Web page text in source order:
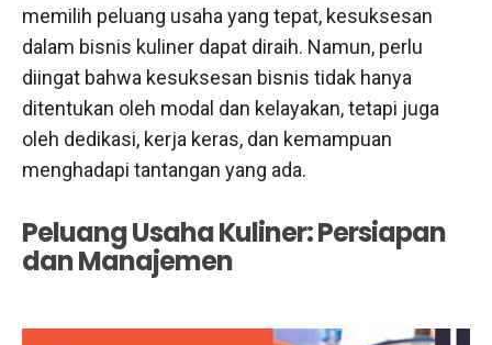
memilih peluang usaha yang tepat, kesuksesan
dalam bisnis kuliner dapat diraih. Namun, perlu
diingat bahwa kesuksesan bisnis tidak hanya
ditentukan oleh modal dan kelayakan, tetapi juga
oleh dedikasi, kerja keras, dan kemampuan
menghadapi tantangan yang ada.
Peluang Usaha Kuliner: Persiapan
dan Manajemen